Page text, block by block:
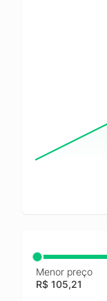
Menor preço
R$ 105,21